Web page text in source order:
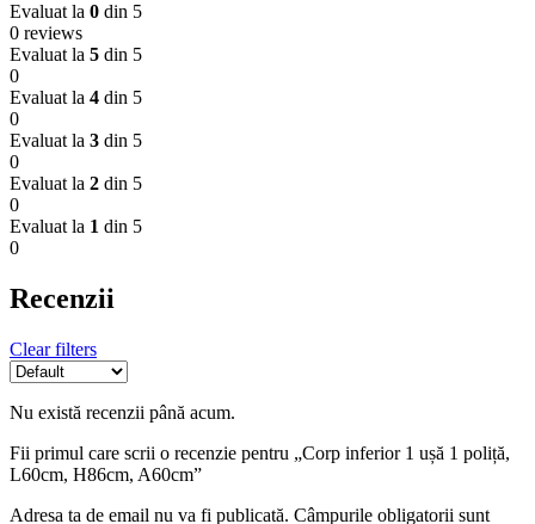
Evaluat la 0 din 5
0 reviews
Evaluat la 5 din 5
0
Evaluat la 4 din 5
0
Evaluat la 3 din 5
0
Evaluat la 2 din 5
0
Evaluat la 1 din 5
0
Recenzii
Clear filters
Nu există recenzii până acum.
Fii primul care scrii o recenzie pentru „Corp inferior 1 ușă 1 poliță,
L60cm, H86cm, A60cm”
Adresa ta de email nu va fi publicată. Câmpurile obligatorii sunt